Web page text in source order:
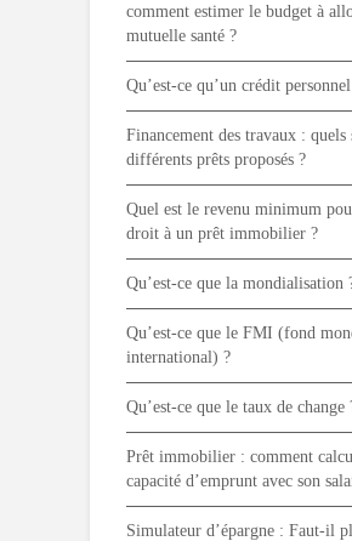
comment estimer le budget à
mutuelle santé ?
Qu’est-ce qu’un crédit
Financement des travaux : quels
différents prêts proposés ?
Quel est le revenu minimum
droit à un prêt immobilier ?
Qu’est-ce que la mondialisation
Qu’est-ce que le FMI (fond
international) ?
Qu’est-ce que le taux de change
Prêt immobilier : comment
capacité d’emprunt avec son
Simulateur d’épargne : Faut-il